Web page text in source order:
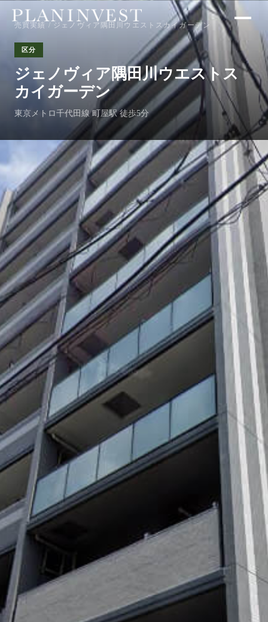
売買実績 / ジェノヴィア隅田川ウエストスカイガーデン
区分
ジェノヴィア隅田川ウエストス
カイガーデン
東京メトロ千代田線 町屋駅 徒歩5分